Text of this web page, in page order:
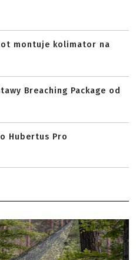
montuje kolimator na
Breaching Package od
Hubertus Pro